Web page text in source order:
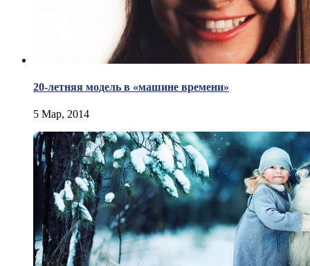
20-летняя модель в «машине времени»
5 Мар, 2014